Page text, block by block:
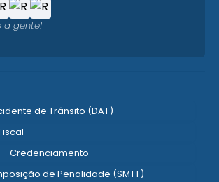
de Trânsito (DAT)
- Credenciamento
de Penalidade (SMTT)
a gente!